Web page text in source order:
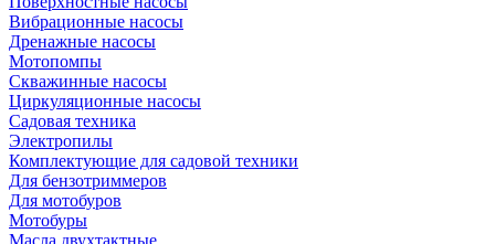
Вибрационные насосы
Дренажные насосы
Мотопомпы
Скважинные насосы
Циркуляционные насосы
Садовая техника
Электропилы
Комплектующие для садовой техники
Для бензотриммеров
Для мотобуров
Мотобуры
Масла двухтактные